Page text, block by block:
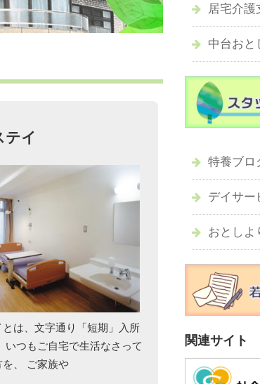
テイ
は、文字通り「短期」入所
いつもご自宅で生活なさって
、 ご家族や
居宅介護
中台おと
特養ブロ
デイサー
おとしよ
関連サイト